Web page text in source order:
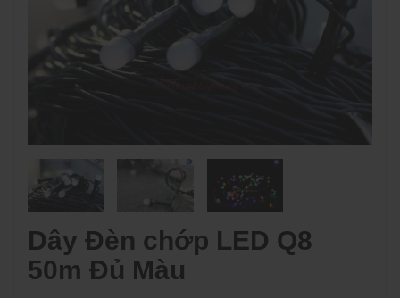
Dây Đèn chớp LED Q8
50m Đủ Màu